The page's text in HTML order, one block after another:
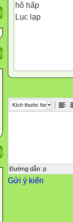
hô hấp
Lục lạp
Kích thước font
Đường dẫn: p
Gửi ý kiến